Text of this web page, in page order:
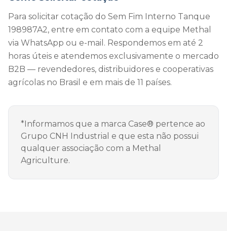
Para solicitar cotação do Sem Fim Interno Tanque
198987A2, entre em contato com a equipe Methal
via WhatsApp ou e-mail. Respondemos em até 2
horas úteis e atendemos exclusivamente o mercado
B2B — revendedores, distribuidores e cooperativas
agrícolas no Brasil e em mais de 11 países.
*Informamos que a marca Case® pertence ao
Grupo CNH Industrial e que esta não possui
qualquer associação com a Methal
Agriculture.